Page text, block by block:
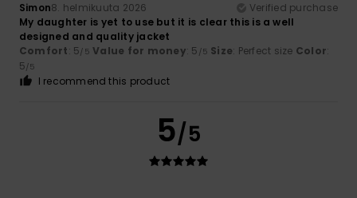
Simon8. helmikuuta 2026
Verified purchase
My daughter is yet to use but it is clear this is a well
designed and quality jacket
Comfort: 5/5 Value for money: 5 /5 Size: Perfect size Color:
5/5
I recommend this product
5/5